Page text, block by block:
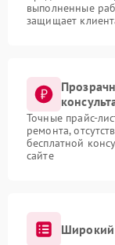
выполненные
защищает
Точные прайс-
ремонта,
бесплатной
сайте
Широкий